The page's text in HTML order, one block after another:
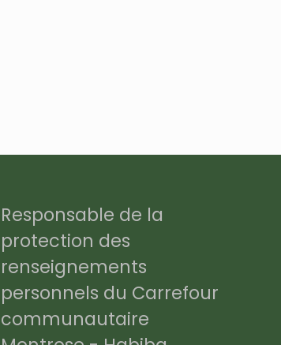
Responsable de la
protection des
renseignements
personnels du Carrefour
communautaire